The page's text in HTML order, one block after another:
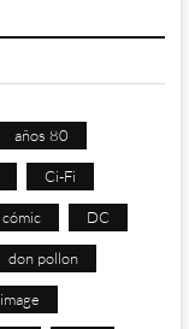
años 80
Ci-Fi
cómic DC
don pollon
image